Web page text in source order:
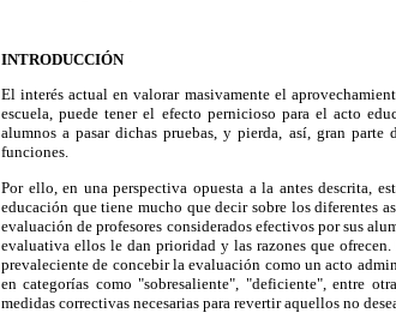
INTRODUCCIÓN
El interés actual en valorar masivamente el
escuela, puede tener el efecto pernicioso para el acto
alumnos a pasar dichas pruebas, y pierda, así, gran
funciones.
Por ello, en una perspectiva opuesta a la antes descrita,
educación que tiene mucho que decir sobre los diferentes
evaluación de profesores considerados efectivos por sus
evaluativa ellos le dan prioridad y las razones que
prevaleciente de concebir la evaluación como un acto
en categorías como "sobresaliente", "deficiente", entre
medidas correctivas necesarias para revertir aquellos no